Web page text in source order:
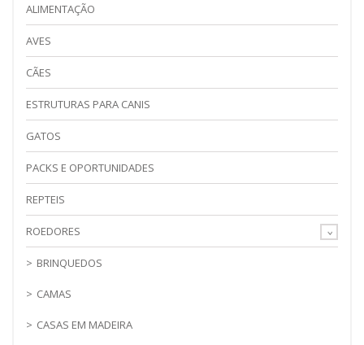
ALIMENTAÇÃO
AVES
CÃES
ESTRUTURAS PARA CANIS
GATOS
PACKS E OPORTUNIDADES
REPTEIS
ROEDORES
BRINQUEDOS
CAMAS
CASAS EM MADEIRA